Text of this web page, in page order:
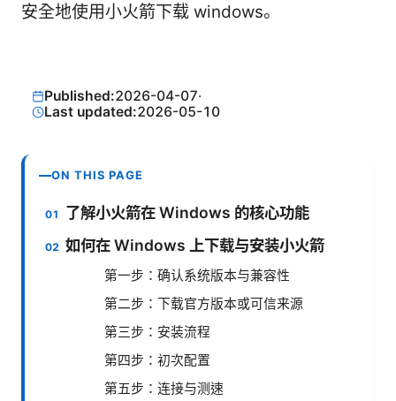
安全地使用小火箭下载 windows。
Published:2026-04-07·
Last updated:2026-05-10
ON THIS PAGE
了解小火箭在 Windows 的核心功能
如何在 Windows 上下载与安装小火箭
第一步：确认系统版本与兼容性
第二步：下载官方版本或可信来源
第三步：安装流程
第四步：初次配置
第五步：连接与测速